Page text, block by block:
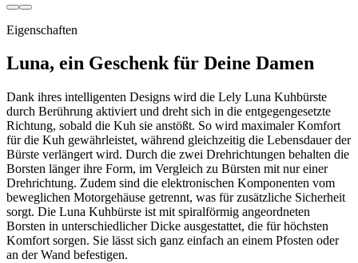
Eigenschaften
Luna, ein Geschenk für Deine Damen
Dank ihres intelligenten Designs wird die Lely Luna Kuhbürste
durch Berührung aktiviert und dreht sich in die entgegengesetzte
Richtung, sobald die Kuh sie anstößt. So wird maximaler Komfort
für die Kuh gewährleistet, während gleichzeitig die Lebensdauer der
Bürste verlängert wird. Durch die zwei Drehrichtungen behalten die
Borsten länger ihre Form, im Vergleich zu Bürsten mit nur einer
Drehrichtung. Zudem sind die elektronischen Komponenten vom
beweglichen Motorgehäuse getrennt, was für zusätzliche Sicherheit
sorgt. Die Luna Kuhbürste ist mit spiralförmig angeordneten
Borsten in unterschiedlicher Dicke ausgestattet, die für höchsten
Komfort sorgen. Sie lässt sich ganz einfach an einem Pfosten oder
an der Wand befestigen.